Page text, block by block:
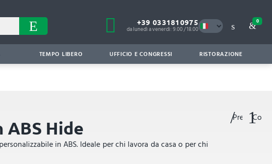
+39 0331810975
da lunedì a venerdì: 9.00 / 18.00
0
TEMPO LIBERO UFFICIO E CONGRESSI RISTORAZIONE
Hide
in ABS. Ideale per chi lavora da casa o per chi
Preferiti